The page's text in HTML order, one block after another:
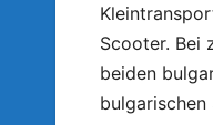
Scooter. Bei
beiden
bulgarischen